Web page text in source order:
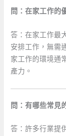
問：在家工作的
答：在家工作最
安排工作，無需
家工作的環境通
產力。
問：有哪些常見
答：許多行業提